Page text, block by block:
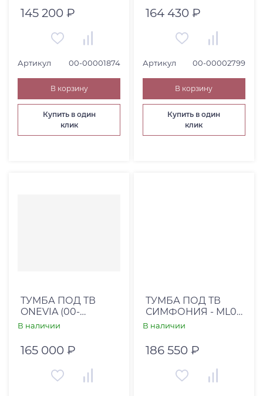
145 200 ₽
Артикул 00-00001874
В корзину
Купить в один
клик
164 430 ₽
Артикул 00-00002799
В корзину
Купить в один
клик
ТУМБА ПОД ТВ
ONEVIA (00-
00002152)
В наличии
165 000 ₽
ТУМБА ПОД ТВ
СИМФОНИЯ - ML09
РУЧКИ Ч1 ПУШ НА
В наличии
186 550 ₽